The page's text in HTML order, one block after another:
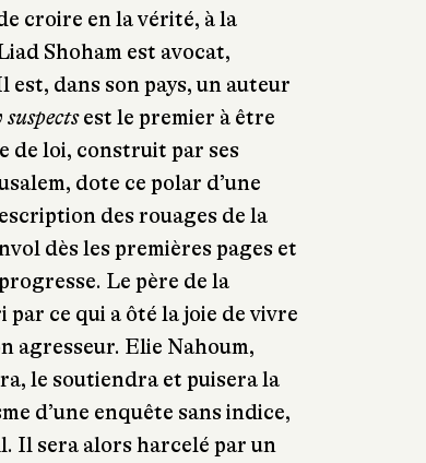
croire en la vérité, à la
Shoham est avocat,
dans son pays, un auteur
est le premier à être
de loi, construit par ses
dote ce polar d’une
des rouages de la
dès les premières pages et
Le père de la
ce qui a ôté la joie de vivre
agresseur. Elie Nahoum,
le soutiendra et puisera la
d’une enquête sans indice,
Il sera alors harcelé par un